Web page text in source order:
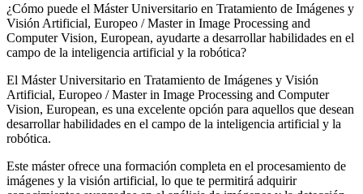
¿Cómo puede el Máster Universitario en Tratamiento de Imágenes y
Visión Artificial, Europeo / Master in Image Processing and
Computer Vision, European, ayudarte a desarrollar habilidades en el
campo de la inteligencia artificial y la robótica?
El Máster Universitario en Tratamiento de Imágenes y Visión
Artificial, Europeo / Master in Image Processing and Computer
Vision, European, es una excelente opción para aquellos que desean
desarrollar habilidades en el campo de la inteligencia artificial y la
robótica.
Este máster ofrece una formación completa en el procesamiento de
imágenes y la visión artificial, lo que te permitirá adquirir